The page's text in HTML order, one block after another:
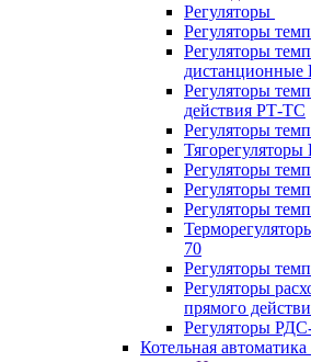
Регуляторы
Регуляторы
Регуляторы
Регуляторы
действия РТ-ТС
Регуляторы
Регуляторы
Регуляторы
Регуляторы
70
Регуляторы
Регуляторы
прямого
Регуляторы
Котельная автоматика